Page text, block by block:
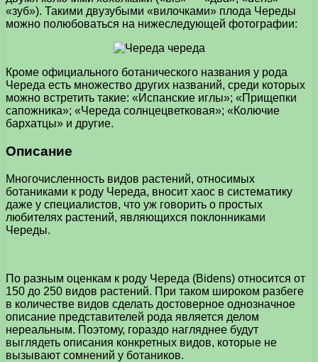
«зуб»). Такими двузубыми «вилочками» плода Череды
можно полюбоваться на нижеследующей фотографии:
Кроме официального ботанического названия у рода
Череда есть множество других названий, среди которых
можно встретить такие: «Испанские иглы»; «Прищепки
сапожника»; «Череда солнцецветковая»; «Колючие
бархатцы» и другие.
Описание
Многочисленность видов растений, относимых
ботаниками к роду Череда, вносит хаос в систематику
даже у специалистов, что уж говорить о простых
любителях растений, являющихся поклонниками
Череды.
По разным оценкам к роду Череда (Bidens) относится от
150 до 250 видов растений. При таком широком разбеге
в количестве видов сделать достоверное однозначное
описание представителей рода является делом
нереальным. Поэтому, гораздо нагляднее будут
выглядеть описания конкретных видов, которые не
вызывают сомнений у ботаников.